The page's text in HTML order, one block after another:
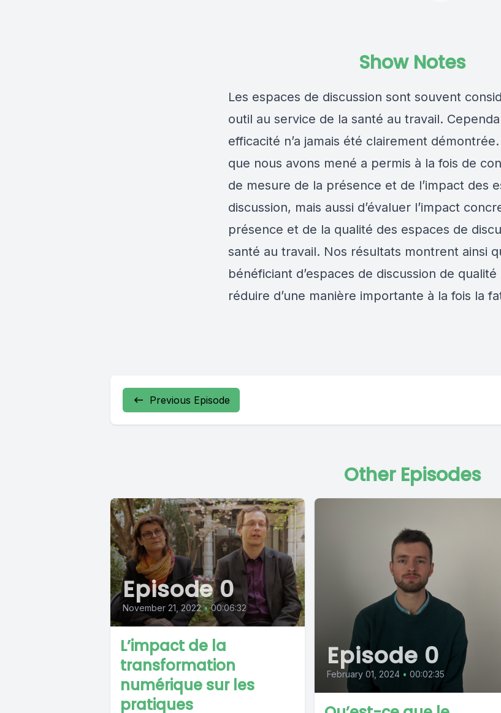
Show Notes
Les espaces de discussion sont souvent
outil au service de la santé au travail.
efficacité n’a jamais été clairement
que nous avons mené a permis à la fois de
de mesure de la présence et de l’impact des
discussion, mais aussi d’évaluer l’impact
présence et de la qualité des espaces de
santé au travail. Nos résultats montrent ainsi
bénéficiant d’espaces de discussion de
réduire d’une manière importante à la fois la
Previous Episode
Other Episodes
Episode 0
November 21, 2022 • 00:06:32
L’impact de la
transformation
numérique sur les
pratiques
Episode 0
February 01, 2024 • 00:02:35